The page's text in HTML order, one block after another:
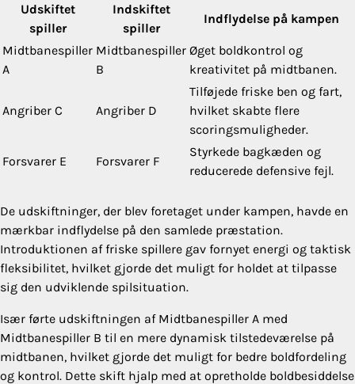
Udskiftet
spiller
Indskiftet
spiller
Indflydelse på kampen
Midtbanespiller
A
Midtbanespiller
B
Øget boldkontrol og
kreativitet på midtbanen.
Angriber C Angriber D
Tilføjede friske ben og fart,
hvilket skabte flere
scoringsmuligheder.
Forsvarer E Forsvarer F
Styrkede bagkæden og
reducerede defensive fejl.
De udskiftninger, der blev foretaget under kampen, havde en
mærkbar indflydelse på den samlede præstation.
Introduktionen af friske spillere gav fornyet energi og taktisk
fleksibilitet, hvilket gjorde det muligt for holdet at tilpasse
sig den udviklende spilsituation.
Især førte udskiftningen af Midtbanespiller A med
Midtbanespiller B til en mere dynamisk tilstedeværelse på
midtbanen, hvilket gjorde det muligt for bedre boldfordeling
og kontrol. Dette skift hjalp med at opretholde boldbesiddelse